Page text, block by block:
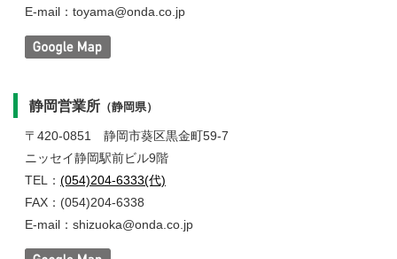
E-mail：toyama@onda.co.jp
静岡営業所 （静岡県）
〒420-0851 静岡市葵区黒金町59-7
ニッセイ静岡駅前ビル9階
TEL： (054)204-6333(代)
FAX：(054)204-6338
E-mail：shizuoka@onda.co.jp